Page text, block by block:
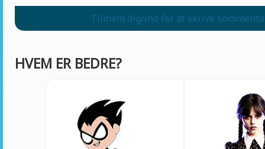
Tilmeld dig/ind for at skrive
HVEM ER BEDRE?